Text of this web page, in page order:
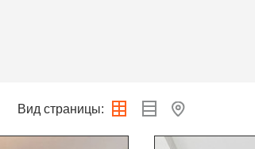
Вид страницы: